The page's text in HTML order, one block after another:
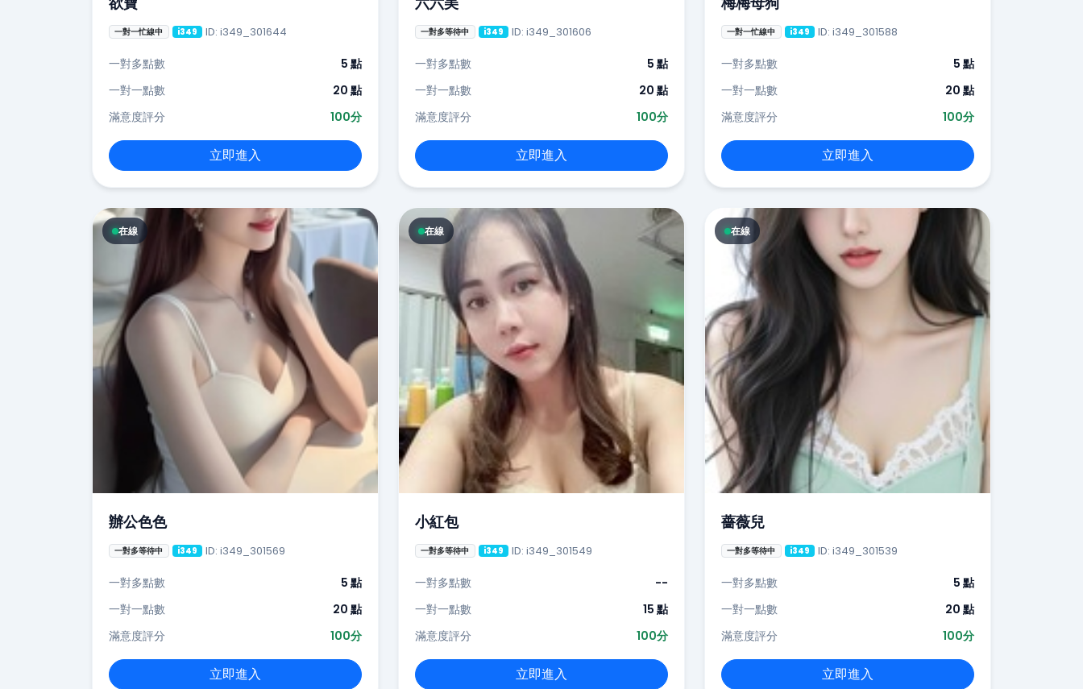
一對一忙線中 i349 ID: i349_301644
一對多點數
5 點
一對一點數
20 點
滿意度評分
100分
立即進入
一對多等待中 i349 ID: i349_301606
一對多點數
5 點
一對一點數
20 點
滿意度評分
100分
立即進入
一對一忙線中 i349 ID: i349_301588
一對多點數
5 點
一對一點數
20 點
滿意度評分
100分
立即進入
在線
辦公色色
一對多等待中 i349 ID: i349_301569
一對多點數
5 點
一對一點數
20 點
滿意度評分
100分
立即進入
在線
小紅包
一對多等待中 i349 ID: i349_301549
一對多點數
--
一對一點數
15 點
滿意度評分
100分
立即進入
在線
薔薇兒
一對多等待中 i349 ID: i349_301539
一對多點數
5 點
一對一點數
20 點
滿意度評分
100分
立即進入